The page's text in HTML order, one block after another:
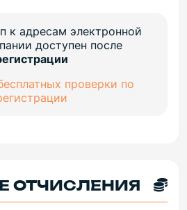
к адресам электронной
доступен после
проверки по
ОТЧИСЛЕНИЯ